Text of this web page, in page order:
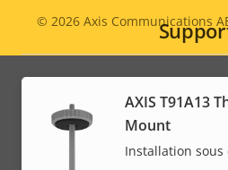
AXIS T91A13
Mount
Installation
Legal
menu
© 2026 Axis Communications